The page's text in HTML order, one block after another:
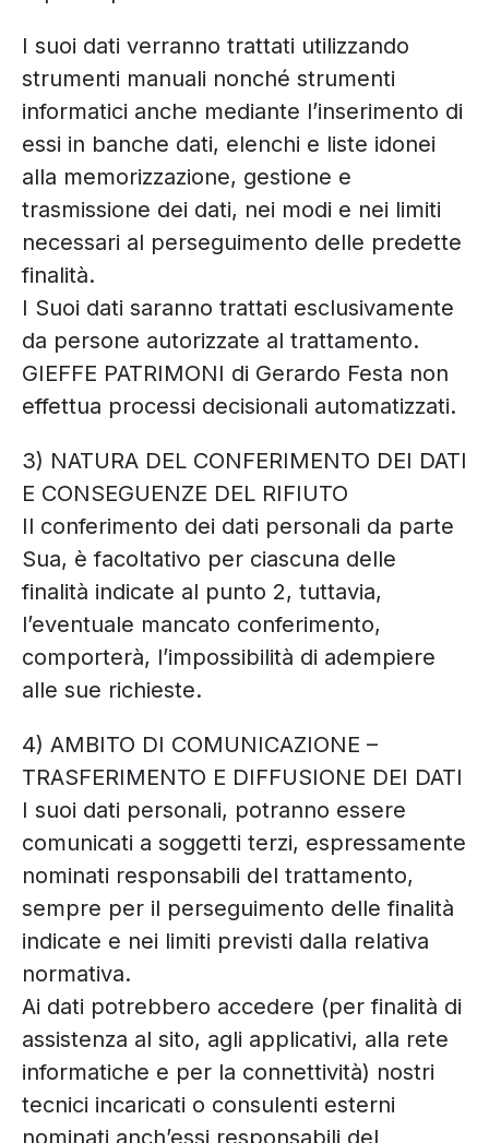
I suoi dati verranno trattati utilizzando
strumenti manuali nonché strumenti
informatici anche mediante l’inserimento di
essi in banche dati, elenchi e liste idonei
alla memorizzazione, gestione e
trasmissione dei dati, nei modi e nei limiti
necessari al perseguimento delle predette
finalità.
I Suoi dati saranno trattati esclusivamente
da persone autorizzate al trattamento.
GIEFFE PATRIMONI di Gerardo Festa non
effettua processi decisionali automatizzati.
3) NATURA DEL CONFERIMENTO DEI DATI
E CONSEGUENZE DEL RIFIUTO
Il conferimento dei dati personali da parte
Sua, è facoltativo per ciascuna delle
finalità indicate al punto 2, tuttavia,
l’eventuale mancato conferimento,
comporterà, l’impossibilità di adempiere
alle sue richieste.
4) AMBITO DI COMUNICAZIONE –
TRASFERIMENTO E DIFFUSIONE DEI DATI
I suoi dati personali, potranno essere
comunicati a soggetti terzi, espressamente
nominati responsabili del trattamento,
sempre per il perseguimento delle finalità
indicate e nei limiti previsti dalla relativa
normativa.
Ai dati potrebbero accedere (per finalità di
assistenza al sito, agli applicativi, alla rete
informatiche e per la connettività) nostri
tecnici incaricati o consulenti esterni
nominati anch’essi responsabili del